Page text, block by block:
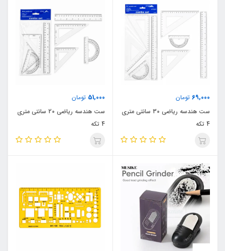
69,000 تومان
ست هندسه ریاضی 30 سانتی متری
4 تکه
51,000 تومان
ست هندسه ریاضی 20 سانتی متری
4 تکه